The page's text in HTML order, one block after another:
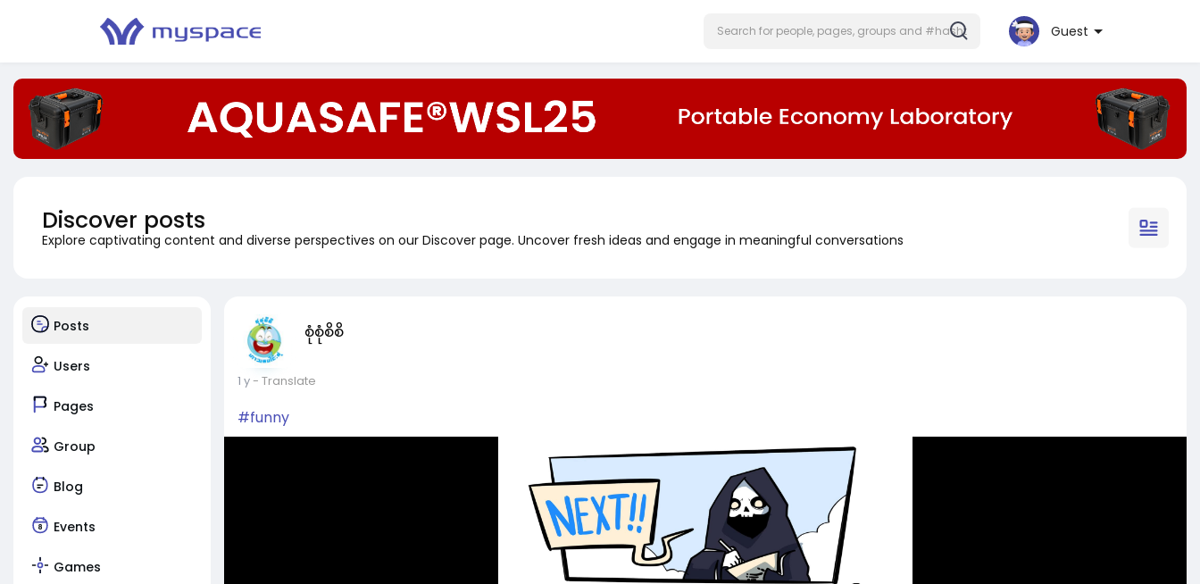
Guest
Discover posts
Explore captivating content and diverse perspectives on our Discover page. Uncover fresh ideas and engage in meaningful conversations
Posts
Users
Pages
Group
Blog
Events
Games
စုံစုံစိစိ
1 y- Translate
#funny